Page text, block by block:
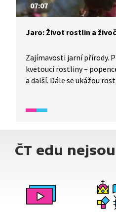
07:07
Jaro: Život rostlin a
Zajímavosti jarní přírody.
kvetoucí rostliny –
a další. Dále se ukážou
obecné a péče o mládě
ČT edu